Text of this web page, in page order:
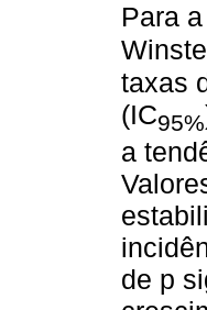
Para
taxas
(IC95%
a
de p